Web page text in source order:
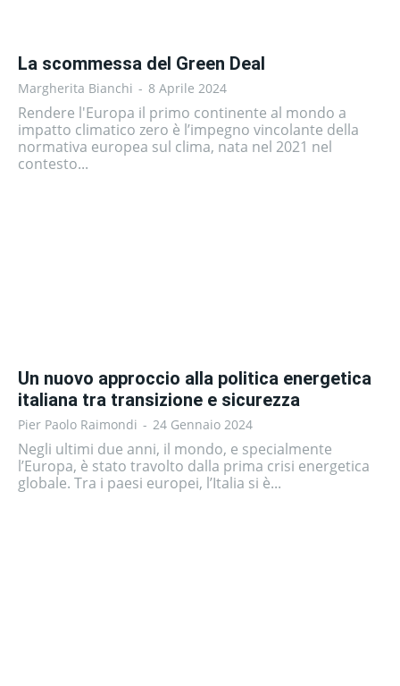
La scommessa del Green Deal
Margherita Bianchi - 8 Aprile 2024
Rendere l'Europa il primo continente al mondo a
impatto climatico zero è l’impegno vincolante della
normativa europea sul clima, nata nel 2021 nel
contesto...
Un nuovo approccio alla politica energetica
italiana tra transizione e sicurezza
Pier Paolo Raimondi - 24 Gennaio 2024
Negli ultimi due anni, il mondo, e specialmente
l’Europa, è stato travolto dalla prima crisi energetica
globale. Tra i paesi europei, l’Italia si è...